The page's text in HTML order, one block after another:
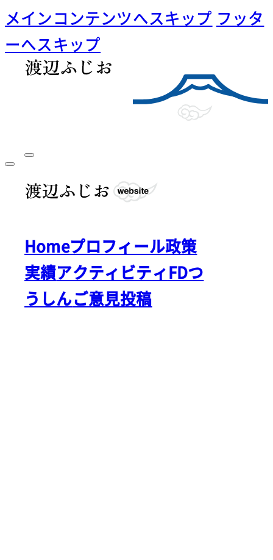
メインコンテンツへスキップ フッタ
ーへスキップ
Homeプロフィール政策
実績アクティビティFDつ
うしんご意見投稿